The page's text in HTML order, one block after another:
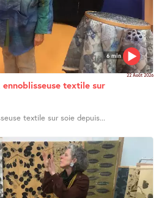
6 min
22 Août 2026
ennoblisseuse textile sur
textile sur soie depuis...